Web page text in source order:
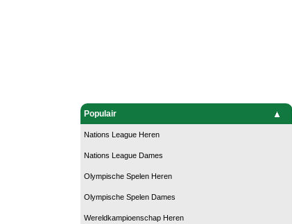
Populair
Nations League Heren
Nations League Dames
Olympische Spelen Heren
Olympische Spelen Dames
Wereldkampioenschap Heren